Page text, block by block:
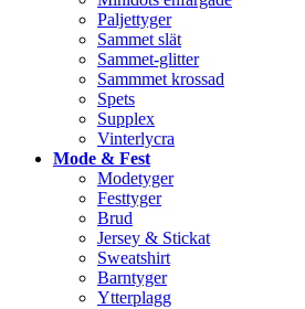
Paljettyger
Sammet slät
Sammet-glitter
Sammmet krossad
Spets
Supplex
Vinterlycra
Mode & Fest
Modetyger
Festtyger
Brud
Jersey & Stickat
Sweatshirt
Barntyger
Ytterplagg